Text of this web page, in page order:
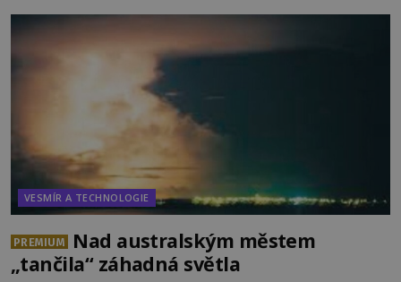
mimozemského původu? Dne 4. února roku 2023
vydává
VESMÍR A TECHNOLOGIE
PREMIUM
Nad australským městem
„tančila“ záhadná světla